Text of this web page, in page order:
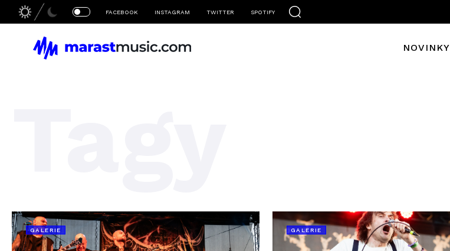
FACEBOOK INSTAGRAM TWITTER SPOTIFY
NOVINKY
GALERIE GALERIE